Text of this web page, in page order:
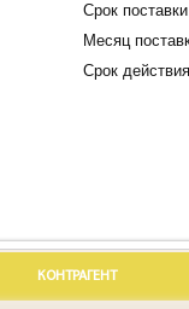
Срок
Месяц
Срок
КОНТРАГЕНТ